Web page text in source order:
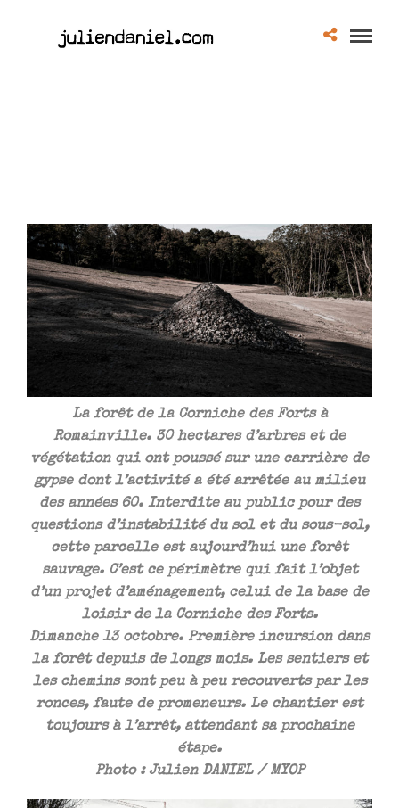
La forêt de la Corniche des Forts à
Romainville. 30 hectares d’arbres et de
végétation qui ont poussé sur une carrière de
gypse dont l’activité a été arrêtée au milieu
des années 60. Interdite au public pour des
questions d’instabilité du sol et du sous-sol,
cette parcelle est aujourd’hui une forêt
sauvage. C’est ce périmètre qui fait l’objet
d’un projet d’aménagement, celui de la base de
loisir de la Corniche des Forts.
Dimanche 13 octobre. Première incursion dans
la forêt depuis de longs mois. Les sentiers et
les chemins sont peu à peu recouverts par les
ronces, faute de promeneurs. Le chantier est
toujours à l’arrêt, attendant sa prochaine
étape.
Photo : Julien DANIEL / MYOP